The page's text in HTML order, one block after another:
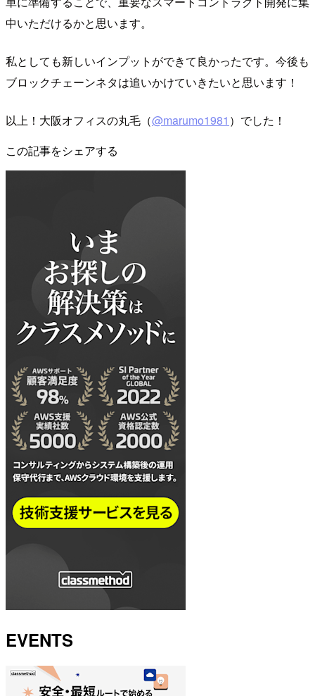
中いただけるかと思います。
私としても新しいインプットができて良かったです。今後も
ブロックチェーンネタは追いかけていきたいと思います！
以上！大阪オフィスの丸毛（@marumo1981 ）でした！
この記事をシェアする
EVENTS